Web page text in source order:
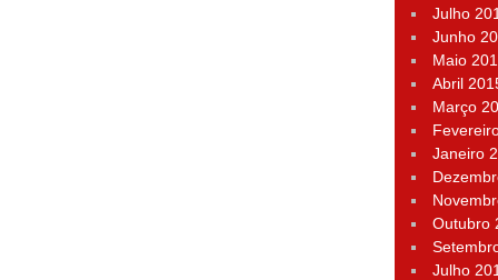
Julho
Junho
Maio
Abril
Março
Janeiro
Outubro
Julho